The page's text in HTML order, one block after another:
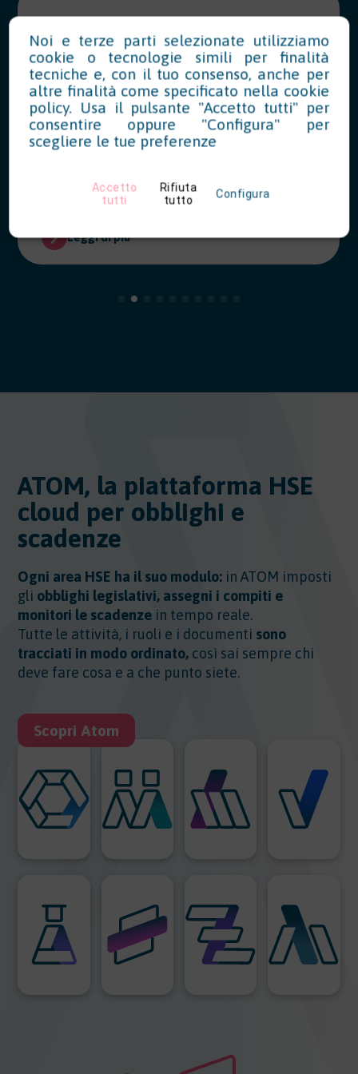
tasso INAIL per prevenzione
07/28/2026
Le aziende che hanno realizzato
interventi migliorativi nel 2026 possono
richiedere la riduzione del tasso INAIL
Leggi di più
ATOM, la piattaforma HSE
cloud per obblighi e
scadenze
Ogni area HSE ha il suo modulo: in ATOM imposti
gli obblighi legislativi, assegni i compiti e
monitori le scadenze in tempo reale.
Tutte le attività, i ruoli e i documenti sono
tracciati in modo ordinato, così sai sempre chi
deve fare cosa e a che punto siete.
Scopri Atom
Noi e terze parti selezionate utilizziamo
cookie o tecnologie simili per finalità
tecniche e, con il tuo consenso, anche per
altre finalità come specificato nella cookie
policy. Usa il pulsante "Accetto tutti" per
consentire oppure "Configura" per
scegliere le tue preferenze
Accetto
tutti
Rifiuta
tutto
Configura